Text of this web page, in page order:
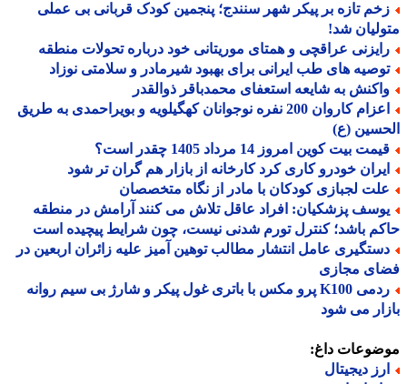
تازه بر پیکر شهر سنندج؛ پنجمین کودک قربانی بی عملی
شد!
عراقچی و همتای موریتانی خود درباره تحولات منطقه
های طب ایرانی برای بهبود شیرمادر و سلامتی نوزاد
به شایعه استعفای محمدباقر ذوالقدر
اعزام کاروان 200 نفره نوجوانان کهگیلویه و بویراحمدی به طریق
(ع)
بیت کوین امروز 14 مرداد 1405 چقدر است؟
خودرو کاری کرد کارخانه از بازار هم گران تر شود
لجبازی کودکان با مادر از نگاه متخصصان
پزشکیان: افراد عاقل تلاش می کنند آرامش در منطقه
باشد؛ کنترل تورم شدنی نیست، چون شرایط پیچیده است
عامل انتشار مطالب توهین آمیز علیه زائران اربعین در
مجازی
ردمی K100 پرو مکس با باتری غول پیکر و شارژ بی سیم روانه
می شود
داغ:
دیجیتال